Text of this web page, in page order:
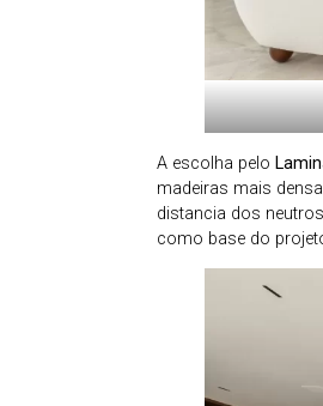
A escolha pelo
madeiras mais
distancia dos
como base do